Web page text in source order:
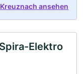
ansehen
Elektro